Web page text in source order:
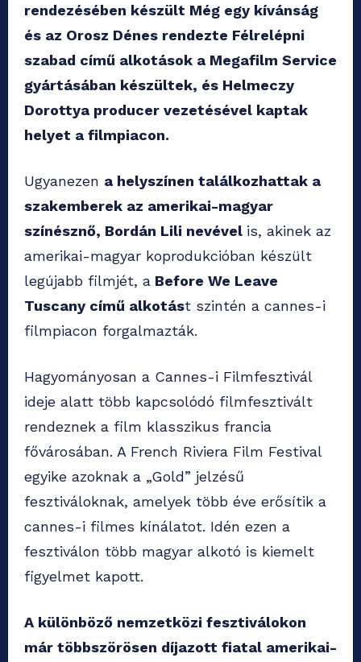
rendezésében készült Még egy kívánság
és az Orosz Dénes rendezte Félrelépni
szabad című alkotások a Megafilm Service
gyártásában készültek, és Helmeczy
Dorottya producer vezetésével kaptak
helyet a filmpiacon.
Ugyanezen a helyszínen találkozhattak a
szakemberek az amerikai-magyar
színésznő, Bordán Lili nevével is, akinek az
amerikai-magyar koprodukcióban készült
legújabb filmjét, a Before We Leave
Tuscany című alkotást szintén a cannes-i
filmpiacon forgalmazták.
Hagyományosan a Cannes-i Filmfesztivál
ideje alatt több kapcsolódó filmfesztivált
rendeznek a film klasszikus francia
fővárosában. A French Riviera Film Festival
egyike azoknak a „Gold” jelzésű
fesztiváloknak, amelyek több éve erősítik a
cannes-i filmes kínálatot. Idén ezen a
fesztiválon több magyar alkotó is kiemelt
figyelmet kapott.
A különböző nemzetközi fesztiválokon
már többszörösen díjazott fiatal amerikai-